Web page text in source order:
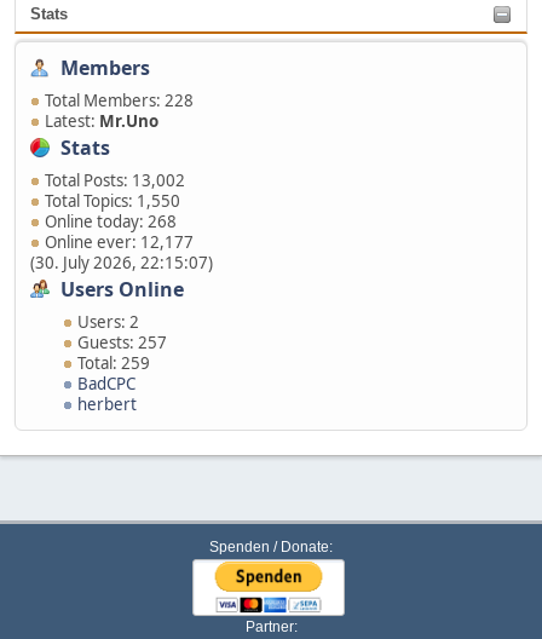
Stats
Members
Total Members: 228
Latest: Mr.Uno
Stats
Total Posts: 13,002
Total Topics: 1,550
Online today: 268
Online ever: 12,177
(30. July 2026, 22:15:07)
Users Online
Users: 2
Guests: 257
Total: 259
BadCPC
herbert
Spenden / Donate:
Partner: